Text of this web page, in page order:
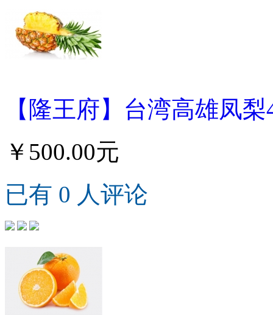
【隆王府】台湾高雄凤梨
￥500.00元
已有 0 人评论